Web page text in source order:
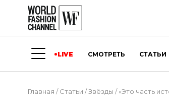
LIVE СМОТРЕТЬ СТАТЬИ
Главная /Статьи /Звёзды /«Это часть